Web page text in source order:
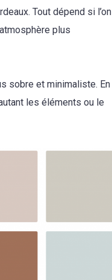
Tout dépend si l’on
plus
sobre et minimaliste. En
les éléments ou le